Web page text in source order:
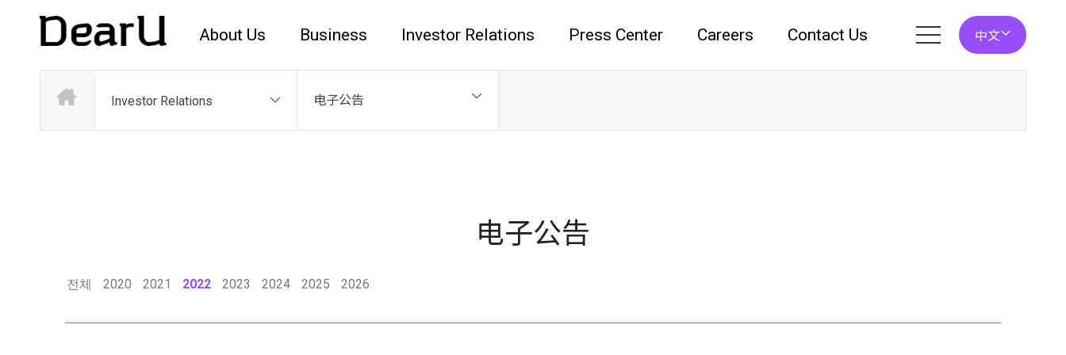
About Us Business Investor Relations Press Center Careers Contact Us 中文
Investor Relations 电子公告
电子公告
전체 2020 2021 2022 2023 2024 2025 2026